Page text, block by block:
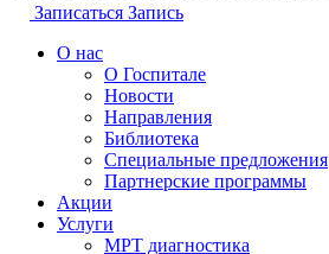
Записаться Запись
О нас
О Госпитале
Новости
Направления
Библиотека
Специальные предложения
Партнерские программы
Акции
Услуги
МРТ диагностика